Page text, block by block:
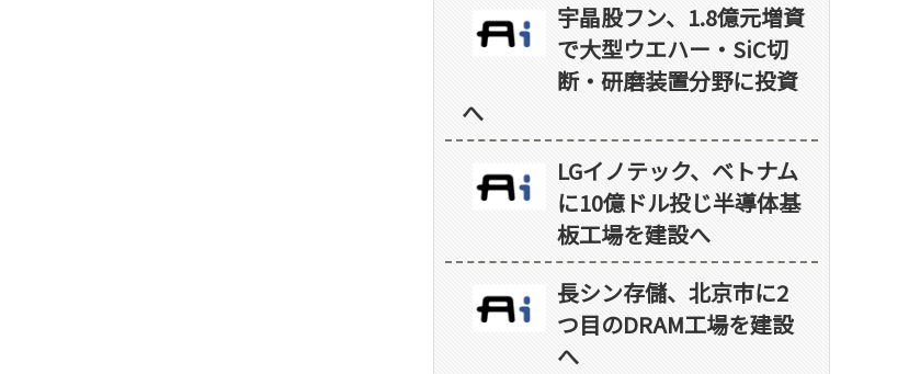
宇晶股フン、1.8億元増資
で大型ウエハー・SiC切
断・研磨装置分野に投資
へ
LGイノテック、ベトナム
に10億ドル投じ半導体基
板工場を建設へ
長シン存儲、北京市に2
つ目のDRAM工場を建設
へ